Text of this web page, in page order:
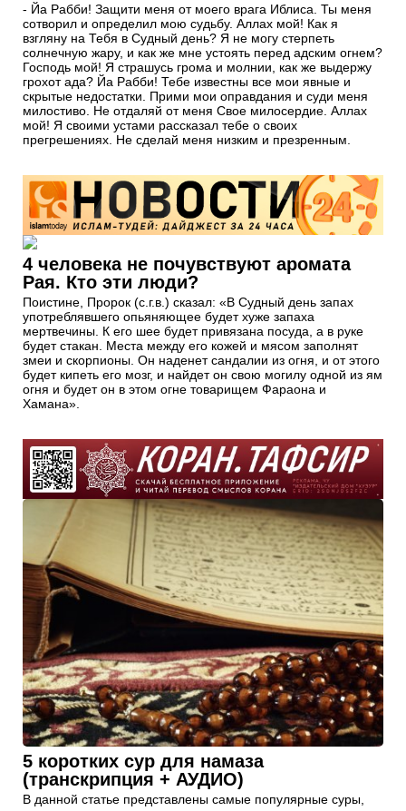
- Йа Рабби! Защити меня от моего врага Иблиса. Ты меня
сотворил и определил мою судьбу. Аллах мой! Как я
взгляну на Тебя в Судный день? Я не могу стерпеть
солнечную жару, и как же мне устоять перед адским огнем?
Господь мой! Я страшусь грома и молнии, как же выдержу
грохот ада? Йа Рабби! Тебе известны все мои явные и
скрытые недостатки. Прими мои оправдания и суди меня
милостиво. Не отдаляй от меня Свое милосердие. Аллах
мой! Я своими устами рассказал тебе о своих
прегрешениях. Не сделай меня низким и презренным.
4 человека не почувствуют аромата
Рая. Кто эти люди?
Поистине, Пророк (с.г.в.) сказал: «В Судный день запах
употреблявшего опьяняющее будет хуже запаха
мертвечины. К его шее будет привязана посуда, а в руке
будет стакан. Места между его кожей и мясом заполнят
змеи и скорпионы. Он наденет сандалии из огня, и от этого
будет кипеть его мозг, и найдет он свою могилу одной из ям
огня и будет он в этом огне товарищем Фараона и
Хамана».
5 коротких сур для намаза
(транскрипция + АУДИО)
В данной статье представлены самые популярные суры,